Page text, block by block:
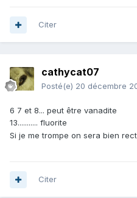
Citer
cathycat07
Posté(e) 20 décembre
6 7 et 8... peut être vanadite
13........... fluorite
Si je me trompe on sera bien
Citer